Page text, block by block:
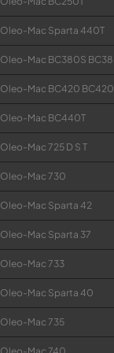
Oleo-Mac Sparta 440T
Oleo-Mac BC380S
Oleo-Mac BC420
Oleo-Mac BC440T
Oleo-Mac 725 D S T
Oleo-Mac 730
Oleo-Mac Sparta 42
Oleo-Mac Sparta 37
Oleo-Mac 733
Oleo-Mac Sparta 40
Oleo-Mac 735